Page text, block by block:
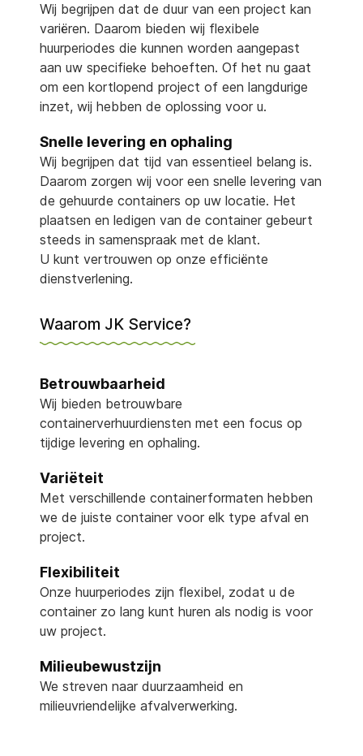
Wij begrijpen dat de duur van een project kan
variëren. Daarom bieden wij flexibele
huurperiodes die kunnen worden aangepast
aan uw specifieke behoeften. Of het nu gaat
om een kortlopend project of een langdurige
inzet, wij hebben de oplossing voor u.
Snelle levering en ophaling
Wij begrijpen dat tijd van essentieel belang is.
Daarom zorgen wij voor een snelle levering van
de gehuurde containers op uw locatie. Het
plaatsen en ledigen van de container gebeurt
steeds in samenspraak met de klant.
U kunt vertrouwen op onze efficiënte
dienstverlening.
Waarom JK Service?
Betrouwbaarheid
Wij bieden betrouwbare
containerverhuurdiensten met een focus op
tijdige levering en ophaling.
Variëteit
Met verschillende containerformaten hebben
we de juiste container voor elk type afval en
project.
Flexibiliteit
Onze huurperiodes zijn flexibel, zodat u de
container zo lang kunt huren als nodig is voor
uw project.
Milieubewustzijn
We streven naar duurzaamheid en
milieuvriendelijke afvalverwerking.